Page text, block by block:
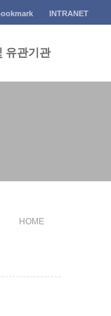
INTRANET
유관기관
HOME